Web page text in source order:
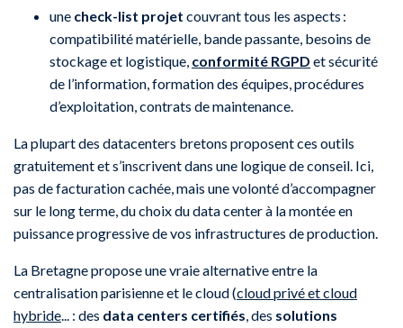
une check-list projet couvrant tous les aspects :
compatibilité matérielle, bande passante, besoins de
stockage et logistique, conformité RGPD et sécurité
de l’information, formation des équipes, procédures
d’exploitation, contrats de maintenance.
La plupart des datacenters bretons proposent ces outils
gratuitement et s’inscrivent dans une logique de conseil. Ici,
pas de facturation cachée, mais une volonté d’accompagner
sur le long terme, du choix du data center à la montée en
puissance progressive de vos infrastructures de production.
La Bretagne propose une vraie alternative entre la
centralisation parisienne et le cloud (cloud privé et cloud
hybride... : des data centers certifiés, des solutions